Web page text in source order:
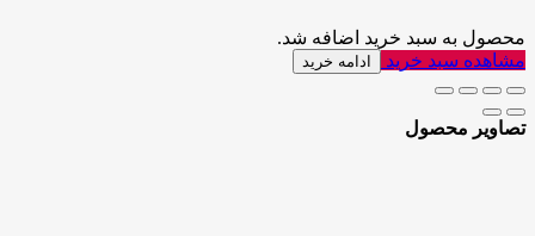
محصول به سبد خرید اضافه شد.
مشاهده سبد خرید
ادامه خرید
تصاویر محصول